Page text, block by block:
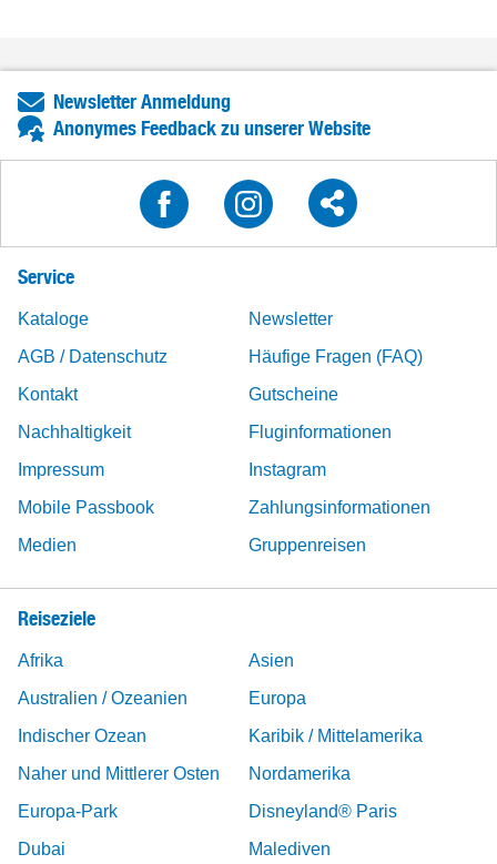
Newsletter Anmeldung
Anonymes Feedback zu unserer Website
Service
Kataloge
Newsletter
AGB / Datenschutz
Häufige Fragen (FAQ)
Kontakt
Gutscheine
Nachhaltigkeit
Fluginformationen
Impressum
Instagram
Mobile Passbook
Zahlungsinformationen
Medien
Gruppenreisen
Reiseziele
Afrika
Asien
Australien / Ozeanien
Europa
Indischer Ozean
Karibik / Mittelamerika
Naher und Mittlerer Osten
Nordamerika
Europa-Park
Disneyland® Paris
Dubai
Malediven